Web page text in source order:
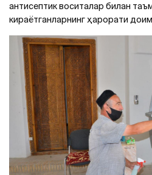
антисептик воситалар билан
кираётганларнинг ҳарорати